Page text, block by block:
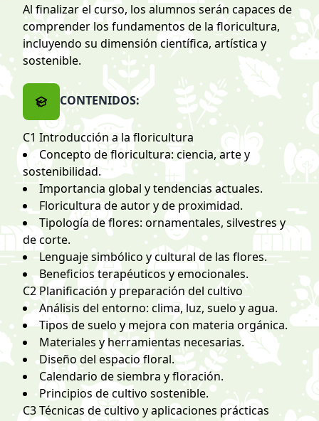
Al finalizar el curso, los alumnos serán capaces de
comprender los fundamentos de la floricultura,
incluyendo su dimensión científica, artística y
sostenible.
CONTENIDOS:
C1 Introducción a la floricultura
Concepto de floricultura: ciencia, arte y
sostenibilidad.
Importancia global y tendencias actuales.
Floricultura de autor y de proximidad.
Tipología de flores: ornamentales, silvestres y
de corte.
Lenguaje simbólico y cultural de las flores.
Beneficios terapéuticos y emocionales.
C2 Planificación y preparación del cultivo
Análisis del entorno: clima, luz, suelo y agua.
Tipos de suelo y mejora con materia orgánica.
Materiales y herramientas necesarias.
Diseño del espacio floral.
Calendario de siembra y floración.
Principios de cultivo sostenible.
C3 Técnicas de cultivo y aplicaciones prácticas